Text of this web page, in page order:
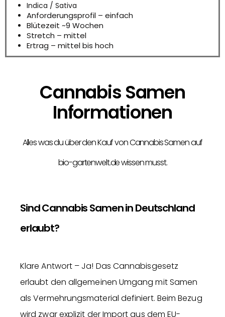
Indica / Sativa
Anforderungsprofil – einfach
Blütezeit ~9 Wochen
Stretch – mittel
Ertrag – mittel bis hoch
Cannabis Samen
Informationen
Alles was du über den Kauf von Cannabis Samen auf
bio-gartenwelt.de wissen musst.
Sind Cannabis Samen in Deutschland
erlaubt?
Klare Antwort – Ja! Das Cannabisgesetz
erlaubt den allgemeinen Umgang mit Samen
als Vermehrungsmaterial definiert. Beim Bezug
wird zwar explizit der Import aus dem EU-